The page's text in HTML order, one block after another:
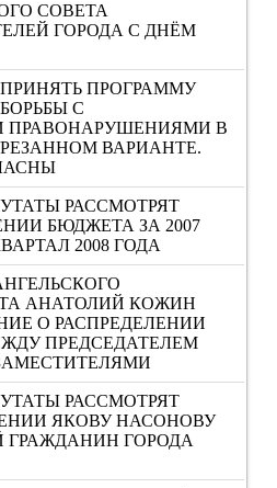
СОВЕТА
ГОРОДА С ДНЁМ
ПРОГРАММУ
С
ПРАВОНАРУШЕНИЯМИ В
ВАРИАНТЕ.
РАССМОТРЯТ
БЮДЖЕТА ЗА 2007
2008 ГОДА
АНАТОЛИЙ КОЖИН
О РАСПРЕДЕЛЕНИИ
ПРЕДСЕДАТЕЛЕМ
РАССМОТРЯТ
ЯКОВУ НАСОНОВУ
ГОРОДА